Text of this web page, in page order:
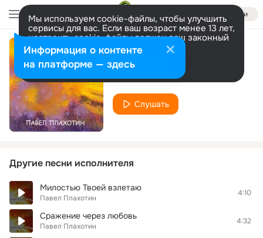
Войти
Мы используем cookie-файлы, чтобы улучшить
сервисы для вас. Если ваш возраст менее 13 лет,
настроить cookie-файлы должен ваш законный
представитель. Больше информации
Разрешить все Настроить
Я хочу больше
Павел Плахотин
Слушать
Другие песни исполнителя
Милостью Твоей взлетаю
Павел Плахотин
4:10
Сражение через любовь
Павел Плахотин
4:32
Информация о контенте
на платформе — здесь